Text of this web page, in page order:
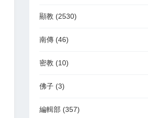
顯教 (2530)
南傳 (46)
密教 (10)
佛子 (3)
編輯部 (357)